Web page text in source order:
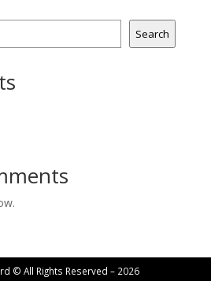
Search
© All Rights Reserved – 2026